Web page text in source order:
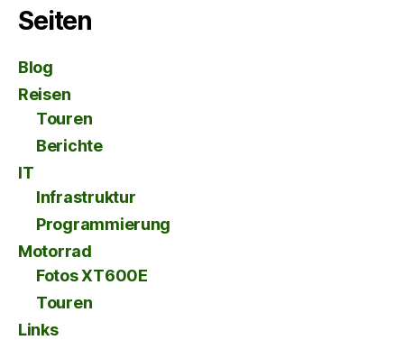
Seiten
Blog
Reisen
Touren
Berichte
IT
Infrastruktur
Programmierung
Motorrad
Fotos XT600E
Touren
Links